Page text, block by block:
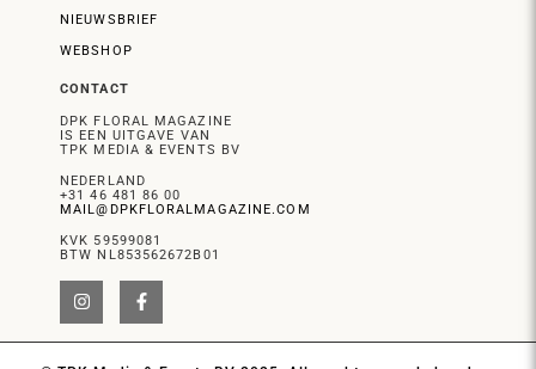
NIEUWSBRIEF
WEBSHOP
CONTACT
DPK FLORAL MAGAZINE
IS EEN UITGAVE VAN
TPK MEDIA & EVENTS BV
NEDERLAND
+31 46 481 86 00
MAIL@DPKFLORALMAGAZINE.COM
KVK 59599081
BTW NL853562672B01